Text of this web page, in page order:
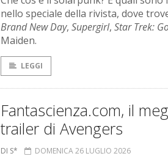
nello speciale della rivista, dove
Brand New Day, Supergirl, Star Trek:
Maiden.
LEGGI
Fantascienza.com, il
trailer di Avengers
DI S* DOMENICA 26 LUGLIO 2026